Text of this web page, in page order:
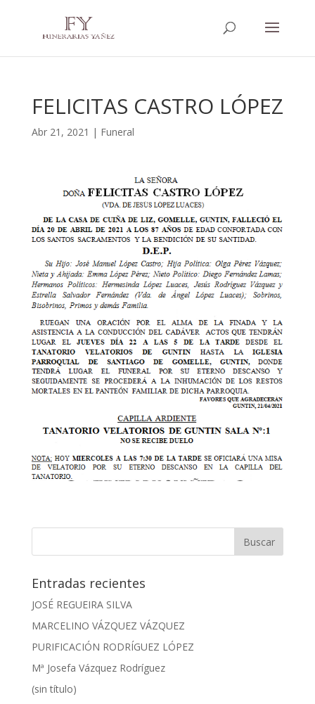
FELICITAS CASTRO LÓPEZ
Abr 21, 2021 | Funeral
Entradas recientes
JOSÉ REGUEIRA SILVA
MARCELINO VÁZQUEZ VÁZQUEZ
PURIFICACIÓN RODRÍGUEZ LÓPEZ
Mª Josefa Vázquez Rodríguez
(sin título)